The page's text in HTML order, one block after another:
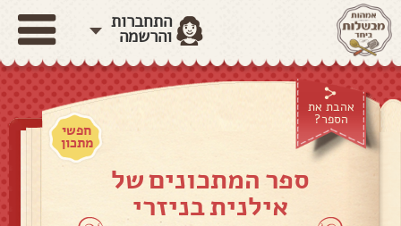
התחברות
והרשמה
אהבת את
הספר?
חפשי
מתכון
ספר המתכונים של
אילנית בניזרי